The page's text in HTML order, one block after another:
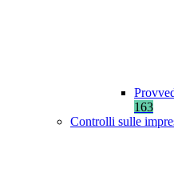
163
Controlli sulle